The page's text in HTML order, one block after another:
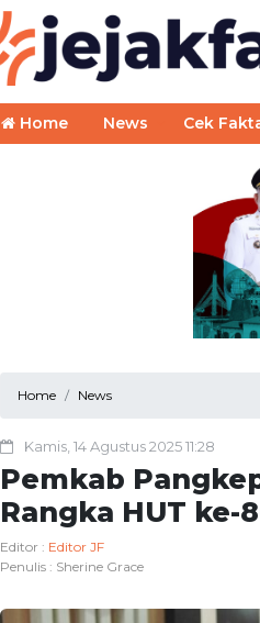
Home News Cek
Home News
Kamis, 14 Agustus 2025 11:28
Pemkab
Rangka HUT ke-
Editor : Editor JF
Penulis : Sherine Grace